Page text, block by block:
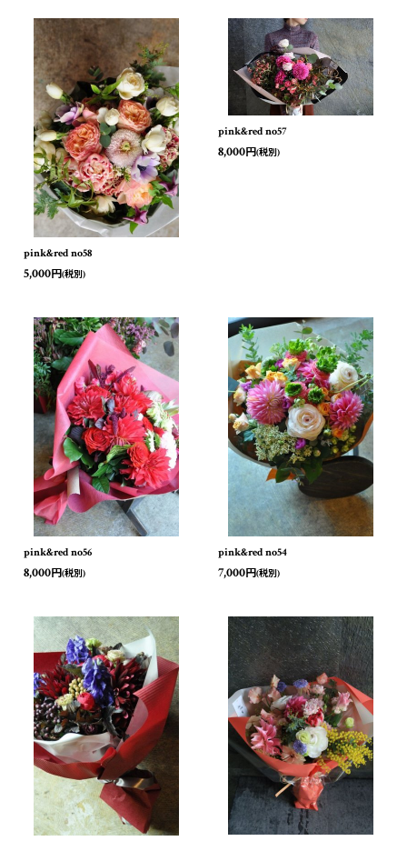
pink&red no58
5,000円(税別)
pink&red no57
8,000円(税別)
pink&red no56
8,000円(税別)
pink&red no54
7,000円(税別)